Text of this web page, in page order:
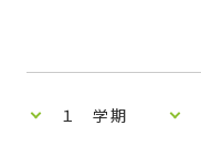
１ 学期